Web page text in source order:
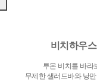
비치하우
투몬 비치를 바라
무제한 샐러드바와 낭